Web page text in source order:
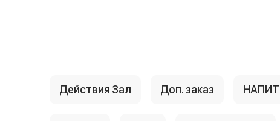
Действия Зал Доп. заказ